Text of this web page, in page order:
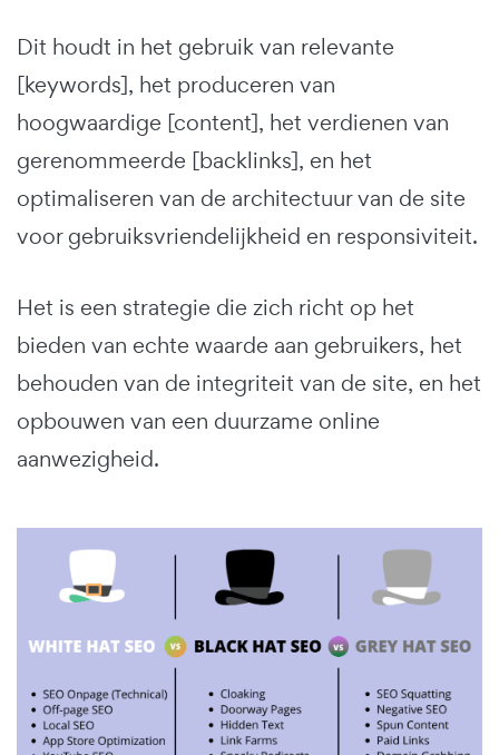
Dit houdt in het gebruik van relevante
[keywords], het produceren van
hoogwaardige [content], het verdienen van
gerenommeerde [backlinks], en het
optimaliseren van de architectuur van de site
voor gebruiksvriendelijkheid en responsiviteit.
Het is een strategie die zich richt op het
bieden van echte waarde aan gebruikers, het
behouden van de integriteit van de site, en het
opbouwen van een duurzame online
aanwezigheid.